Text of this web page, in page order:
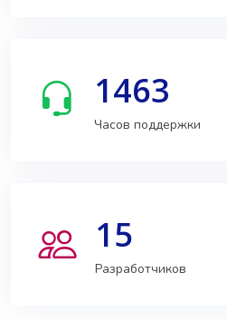
1463
Часов поддержки
15
Разработчиков